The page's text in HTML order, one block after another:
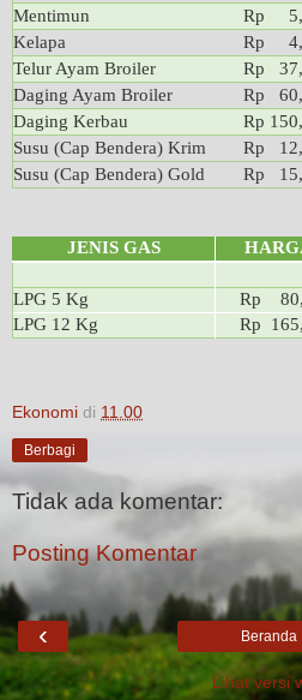
Mentimun
Rp
Kelapa
Rp
Telur Ayam Broiler
Rp
Daging Ayam Broiler
Rp
Daging Kerbau
Rp
Susu (Cap Bendera) Krim
Rp
Susu (Cap Bendera) Gold
Rp
JENIS GAS
LPG 5 Kg Rp
LPG 12 Kg
Rp
Ekonomi di 11.00
Berbagi
Tidak ada komentar:
Posting Komentar
‹ Beranda
Lihat versi